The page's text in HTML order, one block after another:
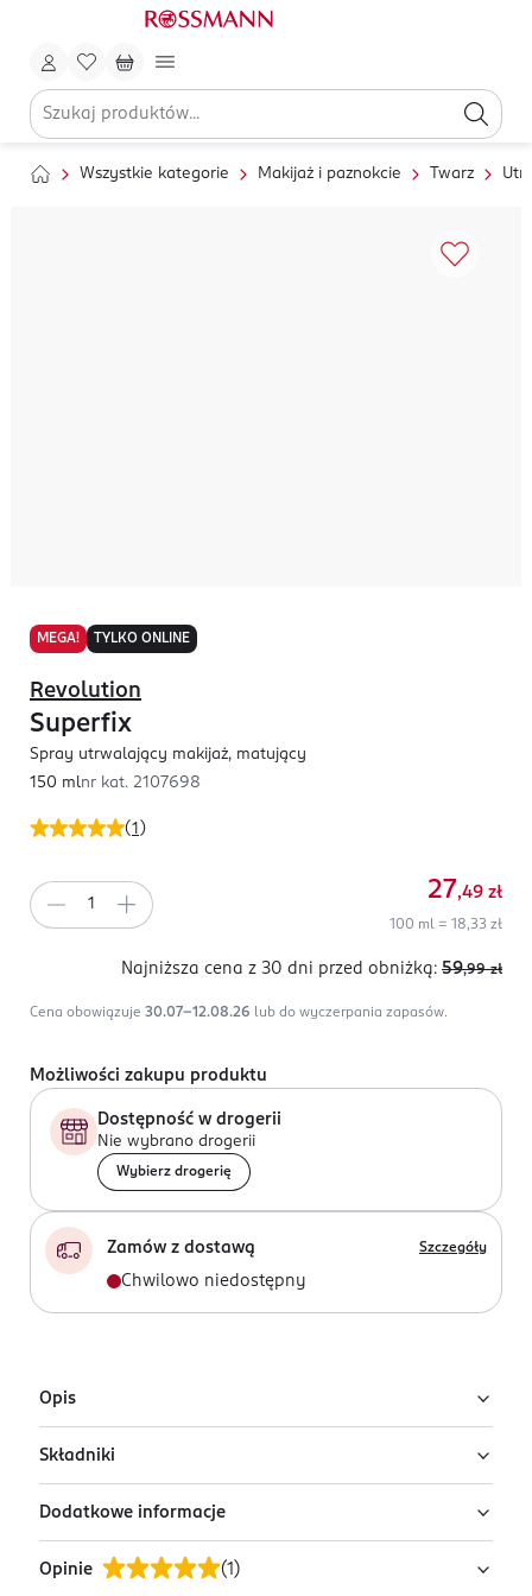
Wszystkie kategorie Makijaż i paznokcie Twarz
MEGA! TYLKO ONLINE
(1 )
Revolution
Superfix
Spray utrwalający makijaż, matujący
150 mlnr kat. 2107698
27,49 zł
100 ml = 18,33 zł
Najniższa cena z 30 dni przed obniżką: 59,99 zł
Cena obowiązuje 30.07-12.08.26 lub do wyczerpania zapasów.
Możliwości zakupu produktu
Dostępność w drogerii
Nie wybrano drogerii
Wybierz drogerię
Zamów z dostawą Szczegóły
Chwilowo niedostępny
Opis
Spray utrwalający makijaż Revolution Superfix Misting
Spray doskonale współgra zarówno z płynnymi, jak i
pudrowymi formułami, zapewniając długotrwałe,
matowe wykończenie makijażu. Formuła wzbogacona o
kojący aloes oraz witaminę E pielęgnuje skórę.
Składniki
Ingredients: Aqua (Water, Eau), Alcohol Denat., Vp/Va
Copolymer, Propylene Glycol, Phenoxyethanol, Peg-40
Hydrogenated Castor Oil, Parfum, Panthenol,
Dodatkowe informacje
PRZYGOTOWANIE I STOSOWANIE
Opinie (1 )